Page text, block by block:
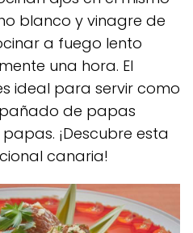
blanco y vinagre de
a fuego lento
una hora. El
ideal para servir como
de papas
¡Descubre esta
canaria!